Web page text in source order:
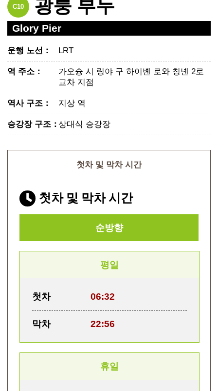
C10 광룽 부두
Glory Pier
운행 노선 ： LRT
역 주소 ：
가오슝 시 링야 구 하이볜 로와 칭녠 2로
교차 지점
역사 구조 ： 지상 역
승강장 구조 ：상대식 승강장
첫차 및 막차 시간
첫차 및 막차 시간
순방향
평일
첫차 06:32
막차 22:56
휴일